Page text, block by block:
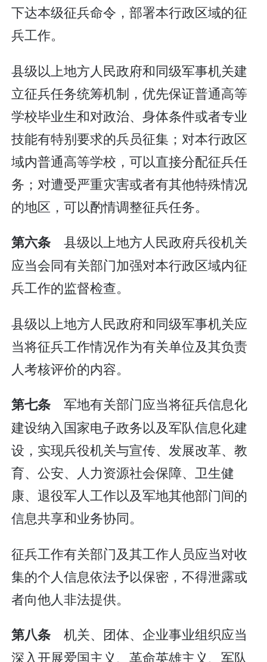
下达本级征兵命令，部署本行政区域的征
兵工作。
县级以上地方人民政府和同级军事机关建
立征兵任务统筹机制，优先保证普通高等
学校毕业生和对政治、身体条件或者专业
技能有特别要求的兵员征集；对本行政区
域内普通高等学校，可以直接分配征兵任
务；对遭受严重灾害或者有其他特殊情况
的地区，可以酌情调整征兵任务。
第六条 县级以上地方人民政府兵役机关
应当会同有关部门加强对本行政区域内征
兵工作的监督检查。
县级以上地方人民政府和同级军事机关应
当将征兵工作情况作为有关单位及其负责
人考核评价的内容。
第七条 军地有关部门应当将征兵信息化
建设纳入国家电子政务以及军队信息化建
设，实现兵役机关与宣传、发展改革、教
育、公安、人力资源社会保障、卫生健
康、退役军人工作以及军地其他部门间的
信息共享和业务协同。
征兵工作有关部门及其工作人员应当对收
集的个人信息依法予以保密，不得泄露或
者向他人非法提供。
第八条 机关、团体、企业事业组织应当
深入开展爱国主义、革命英雄主义、军队